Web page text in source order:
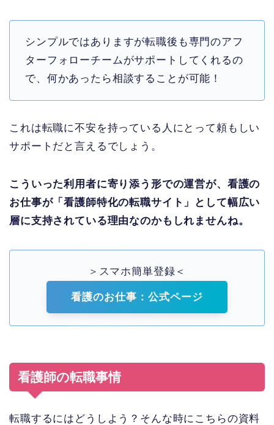
シンプルではありますが転職後も専門のアフ
ターフォローチームがサポートしてくれるの
で、何かあったら相談することが可能！
これは転職に不安を持っている人にとって頼もしい
サポートだと言えるでしょう。
こういった利用者に寄り添う形での運営が、看護の
お仕事が「看護師特化の転職サイト」として幅広い
層に支持されている理由なのかもしれませんね。
＞スマホ簡単登録＜
看護のお仕事：公式ページ
看護師の転職事情
転職するにはどうしよう？そんな時にこちらの資料